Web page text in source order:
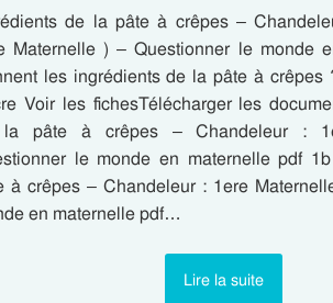
de la pâte à crêpes –
Maternelle ) – Questionner le monde
les ingrédients de la pâte à
Voir les fichesTélécharger les
pâte à crêpes – Chandeleur :
le monde en maternelle pdf
à crêpes – Chandeleur : 1ere
en maternelle pdf…
Lire la suite